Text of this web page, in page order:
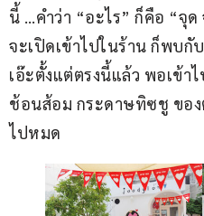
นี้ …คำว่า “อะไร” ก็คือ “จุ
จะเปิดเข้าไปในร้าน ก็พบกั
เอ๊ะตั้งแต่ตรงนี้แล้ว พอเข้า
ช้อนส้อม กระดาษทิซชู ของ
ไปหมด